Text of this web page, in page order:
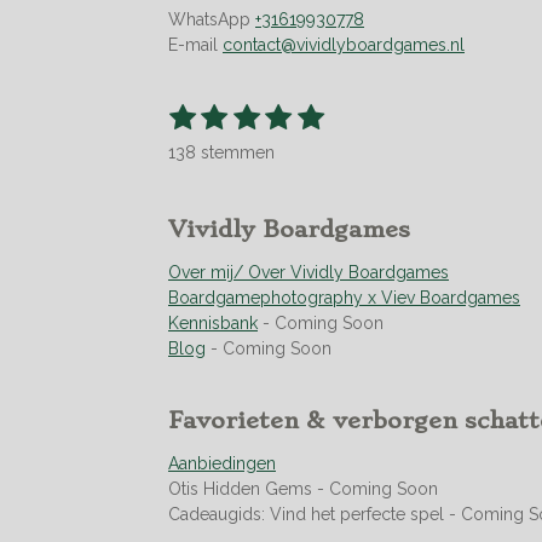
WhatsApp +31619930778
E-mail contact@vividlyboardgames.nl
R
t
n
g
:
4
.
9
2
5
3
6
1
s
r
2
s
r
r
e
n
3
s
r
r
e
n
4
s
r
r
e
n
5
r
r
e
n
S
n
138 stemmen
Vividly Boardgames
Over mij/ Over Vividly Boardgames
Boardgamephotography x Viev Boardgames
Kennisbank - Coming Soon
Blog - Coming Soon
Favorieten & verborgen
Aanbiedingen
Otis Hidden Gems - Coming Soon
Cadeaugids: Vind het perfecte spel - Coming